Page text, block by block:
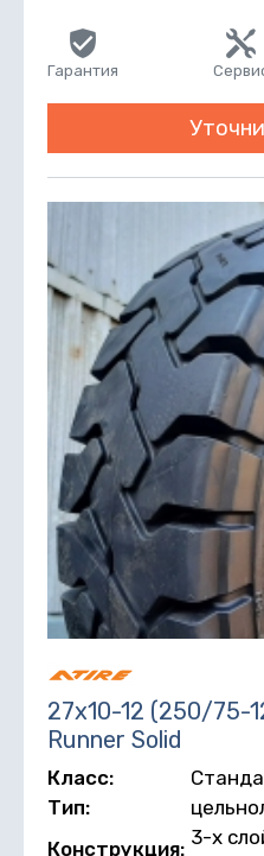
Гарантия
27х10-12 (250/75-
Runner Solid
Класс:
Тип:
Конструкция: 3-х